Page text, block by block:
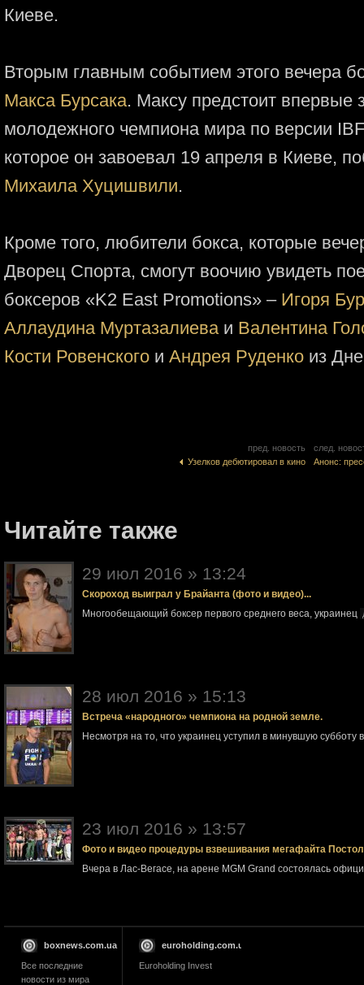
Киеве.
Вторым главным событием этого вечера
Макса Бурсака. Максу предстоит впервые
молодежного чемпиона мира по версии
которое он завоевал 19 апреля в Киеве,
Михаила Хуцишвили.
Кроме того, любители бокса, которые
Дворец Спорта, смогут воочию увидеть
боксеров «K2 East Promotions» – Игоря
Аллаудина Муртазалиеваи Валентина
Кости Ровенского и Андрея Руденко из
пред. новость
Узелков дебютировал в кино
след.
Анонс:
Читайте также
29 июл 2016 » 13:24
Скороход выиграл у Брайанта (фото и видео)...
Многообещающий боксер первого среднего веса, украинец
28 июл 2016 » 15:13
Встреча «народного» чемпиона на родной земле.
Несмотря на то, что украинец уступил в минувшую субботу
23 июл 2016 » 13:57
Фото и видео процедуры взвешивания мегафайта
Вчера в Лас-Вегасе, на арене MGM Grand состоялась
boxnews.com.ua
Все последние
новости из мира
euroholding.com.ua
Euroholding Invest